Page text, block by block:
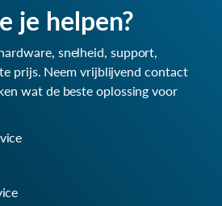
je helpen?
snelheid, support,
prijs. Neem vrijblijvend contact
wat de beste oplossing voor